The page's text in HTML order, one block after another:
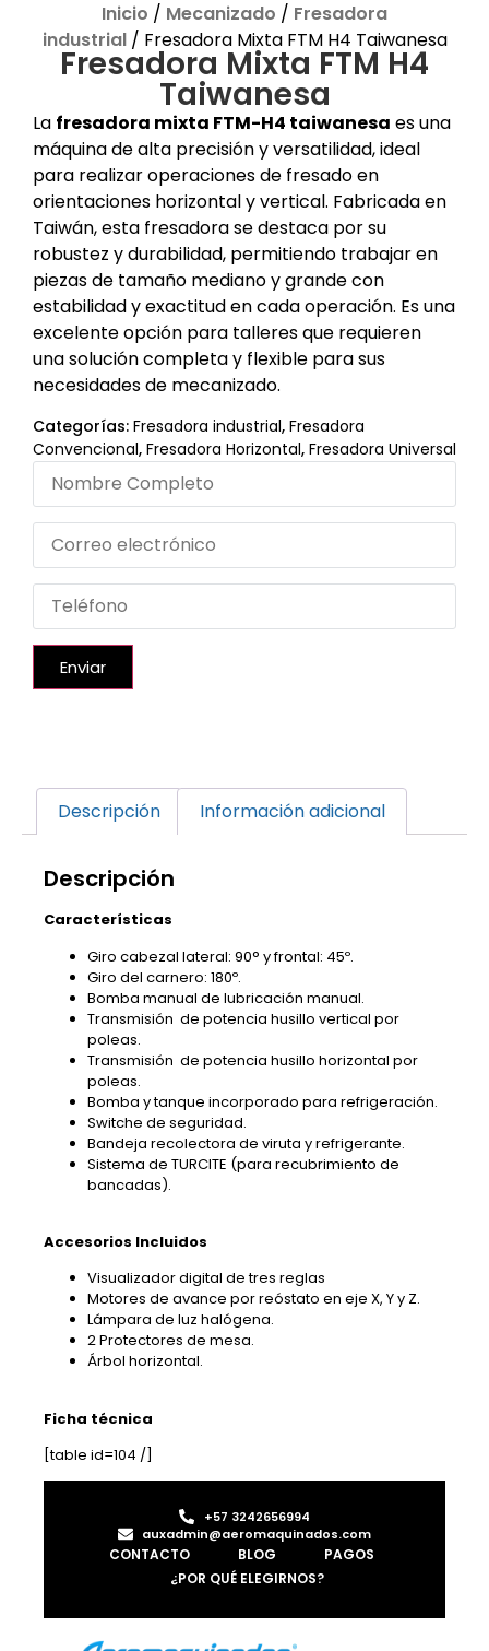
Inicio / Mecanizado / Fresadora
industrial/ Fresadora Mixta FTM H4 Taiwanesa
Fresadora Mixta FTM H4
Taiwanesa
La fresadora mixta FTM-H4 taiwanesa es una
máquina de alta precisión y versatilidad, ideal
para realizar operaciones de fresado en
orientaciones horizontal y vertical. Fabricada en
Taiwán, esta fresadora se destaca por su
robustez y durabilidad, permitiendo trabajar en
piezas de tamaño mediano y grande con
estabilidad y exactitud en cada operación. Es una
excelente opción para talleres que requieren
una solución completa y flexible para sus
necesidades de mecanizado.
Categorías: Fresadora industrial, Fresadora
Convencional, Fresadora Horizontal, Fresadora Universal
Enviar
Descripción Información adicional
Descripción
Características
Giro cabezal lateral: 90° y frontal: 45º.
Giro del carnero: 180º.
Bomba manual de lubricación manual.
Transmisión de potencia husillo vertical por
poleas.
Transmisión de potencia husillo horizontal por
poleas.
Bomba y tanque incorporado para refrigeración.
Switche de seguridad.
Bandeja recolectora de viruta y refrigerante.
Sistema de TURCITE (para recubrimiento de
bancadas).
Accesorios Incluidos
Visualizador digital de tres reglas
Motores de avance por reóstato en eje X, Y y Z.
Lámpara de luz halógena.
2 Protectores de mesa.
Árbol horizontal.
Ficha técnica
[table id=104 /]